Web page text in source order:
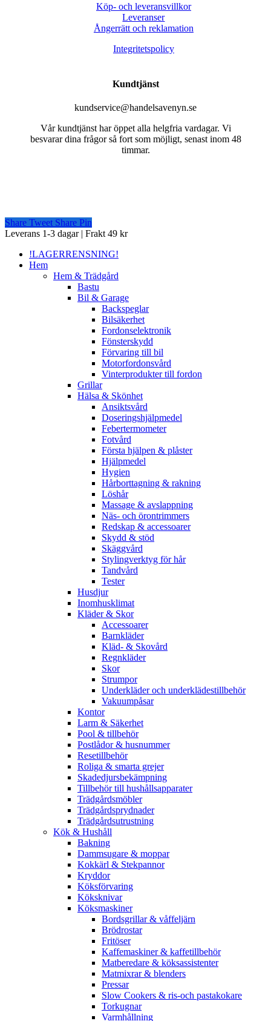
Köp- och leveransvillkor
Leveranser
Ångerrätt och reklamation
Integritetspolicy
Kundtjänst
kundservice@handelsavenyn.se
Vår kundtjänst har öppet alla helgfria vardagar. Vi
besvarar dina frågor så fort som möjligt, senast inom 48
timmar.
Share Tweet Share Pin
Close
Leverans 1-3 dagar | Frakt 49 kr
!LAGERRENSNING!
Hem
Hem & Trädgård
Bastu
Bil & Garage
Backspeglar
Bilsäkerhet
Fordonselektronik
Fönsterskydd
Förvaring till bil
Motorfordonsvård
Vinterprodukter till fordon
Grillar
Hälsa & Skönhet
Ansiktsvård
Doseringshjälpmedel
Febertermometer
Fotvård
Första hjälpen & plåster
Hjälpmedel
Hygien
Hårborttagning & rakning
Löshår
Massage & avslappning
Näs- och örontrimmers
Redskap & accessoarer
Skydd & stöd
Skäggvård
Stylingverktyg för hår
Tandvård
Tester
Husdjur
Inomhusklimat
Kläder & Skor
Accessoarer
Barnkläder
Kläd- & Skovård
Regnkläder
Skor
Strumpor
Underkläder och underklädestillbehör
Vakuumpåsar
Kontor
Larm & Säkerhet
Pool & tillbehör
Postlådor & husnummer
Resetillbehör
Roliga & smarta grejer
Skadedjursbekämpning
Tillbehör till hushållsapparater
Trädgårdsmöbler
Trädgårdsprydnader
Trädgårdsutrustning
Kök & Hushåll
Bakning
Dammsugare & moppar
Kokkärl & Stekpannor
Kryddor
Köksförvaring
Köksknivar
Köksmaskiner
Bordsgrillar & våffeljärn
Brödrostar
Fritöser
Kaffemaskiner & kaffetillbehör
Matberedare & köksassistenter
Matmixrar & blenders
Pressar
Slow Cookers & ris-och pastakokare
Torkugnar
Varmhållning